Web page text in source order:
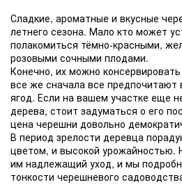
Сладкие, ароматные и вкусные
летнего сезона. Мало кто может
полакомиться тёмно-красными,
розовыми сочными плодами.
Конечно, их можно
все же сначала все предпочитают
ягод. Если на вашем участке еще
дерева, стоит задуматься о его
цена черешни довольно
В период зрелости деревца
цветом, и высокой урожайностью.
им надлежащий уход, и мы
тонкости черешневого